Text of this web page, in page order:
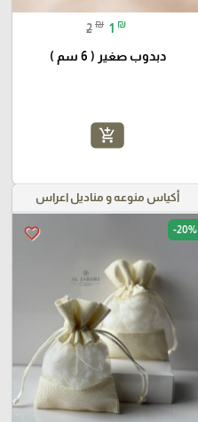
2 ₪ 1 ₪
دبدوب صغير ( 6 سم )
add_shopping_cart
أكياس منوعه و مناديل اعراس
favorite_border -20%